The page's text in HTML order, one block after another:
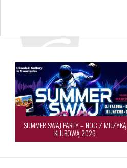
SUMMER SWAJ PARTY – NOC Z MUZYKĄ
KLUBOWĄ 2026